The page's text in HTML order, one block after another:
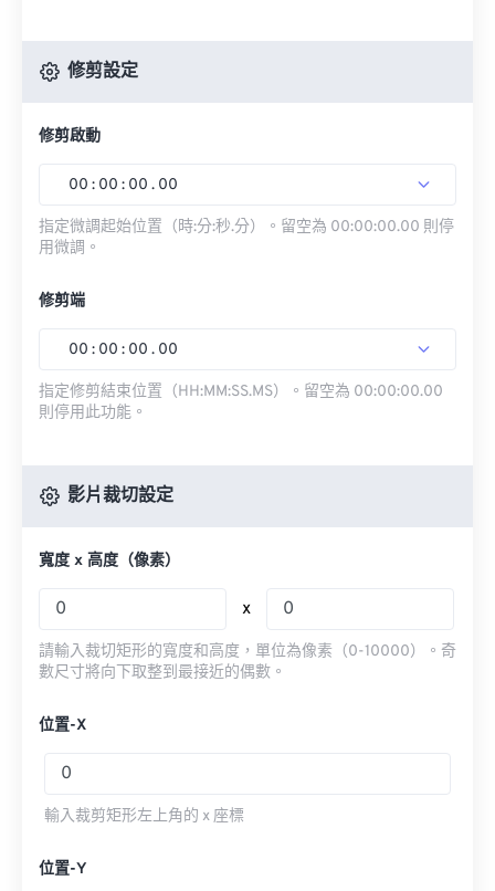
修剪設定
修剪啟動
00 : 00 : 00 . 00
指定微調起始位置（時:分:秒.分）。留空為 00:00:00.00 則停
用微調。
修剪端
00 : 00 : 00 . 00
指定修剪結束位置（HH:MM:SS.MS）。留空為 00:00:00.00
則停用此功能。
影片裁切設定
寬度 x 高度（像素）
x
請輸入裁切矩形的寬度和高度，單位為像素（0-10000）。奇
數尺寸將向下取整到最接近的偶數。
位置-X
輸入裁剪矩形左上角的 x 座標
位置-Y